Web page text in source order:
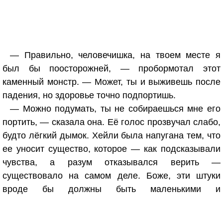
— Правильно, человечишка, на твоем месте я
был бы поосторожней, — пробормотал этот
каменный монстр. — Может, ты и выживешь после
падения, но здоровье точно подпортишь.
— Можно подумать, ты не собираешься мне его
портить, — сказала она. Её голос прозвучал слабо,
будто лёгкий дымок. Хейли была напугана тем, что
ее уносит существо, которое — как подсказывали
чувства, а разум отказывался верить —
существовало на самом деле. Боже, эти штуки
вроде бы должны быть маленькими и